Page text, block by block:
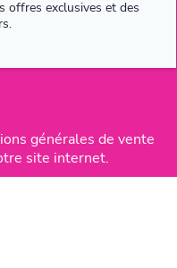
offres exclusives et des
générales de vente
site internet.